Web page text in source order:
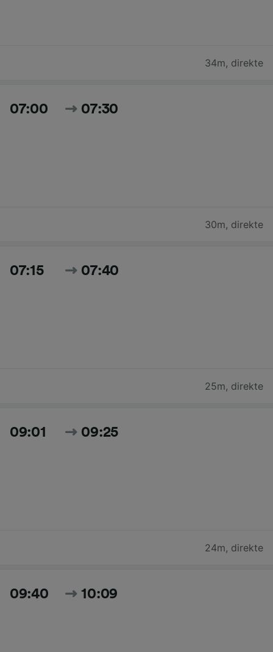
34m, direkte
07:00 07:30
30m, direkte
07:15 07:40
25m, direkte
09:01 09:25
24m, direkte
09:40 10:09